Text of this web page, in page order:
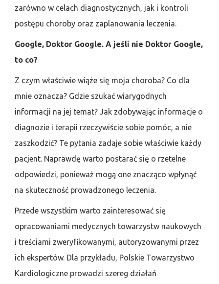
zarówno w celach diagnostycznych, jak i kontroli
postępu choroby oraz zaplanowania leczenia.
Google, Doktor Google. A jeśli nie Doktor Google,
to co?
Z czym właściwie wiąże się moja choroba? Co dla
mnie oznacza? Gdzie szukać wiarygodnych
informacji na jej temat? Jak zdobywając informacje o
diagnozie i terapii rzeczywiście sobie pomóc, a nie
zaszkodzić? Te pytania zadaje sobie właściwie każdy
pacjent. Naprawdę warto postarać się o rzetelne
odpowiedzi, ponieważ mogą one znacząco wpłynąć
na skuteczność prowadzonego leczenia.
Przede wszystkim warto zainteresować się
opracowaniami medycznych towarzystw naukowych
i treściami zweryfikowanymi, autoryzowanymi przez
ich ekspertów. Dla przykładu, Polskie Towarzystwo
Kardiologiczne prowadzi szereg działań